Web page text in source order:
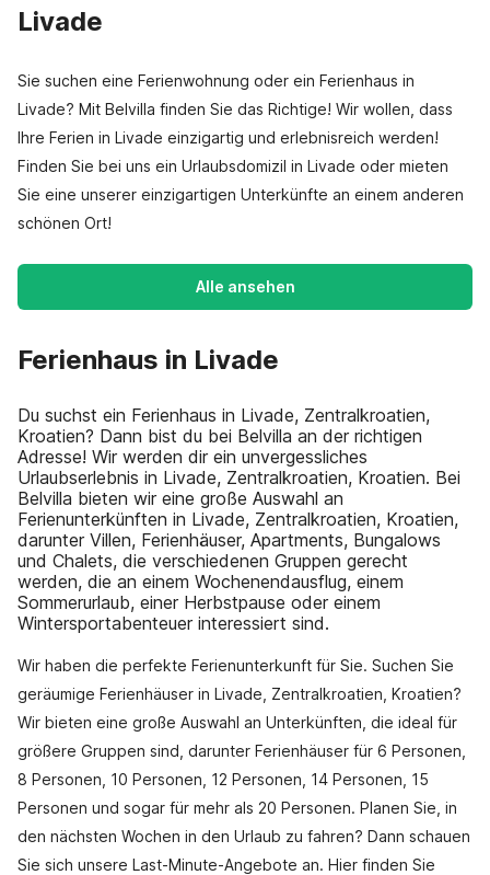
Livade
Sie suchen eine Ferienwohnung oder ein Ferienhaus in
Livade? Mit Belvilla finden Sie das Richtige! Wir wollen, dass
Ihre Ferien in Livade einzigartig und erlebnisreich werden!
Finden Sie bei uns ein Urlaubsdomizil in Livade oder mieten
Sie eine unserer einzigartigen Unterkünfte an einem anderen
schönen Ort!
Alle ansehen
Ferienhaus in Livade
Du suchst ein Ferienhaus in Livade, Zentralkroatien,
Kroatien? Dann bist du bei Belvilla an der richtigen
Adresse! Wir werden dir ein unvergessliches
Urlaubserlebnis in Livade, Zentralkroatien, Kroatien. Bei
Belvilla bieten wir eine große Auswahl an
Ferienunterkünften in Livade, Zentralkroatien, Kroatien,
darunter Villen, Ferienhäuser, Apartments, Bungalows
und Chalets, die verschiedenen Gruppen gerecht
werden, die an einem Wochenendausflug, einem
Sommerurlaub, einer Herbstpause oder einem
Wintersportabenteuer interessiert sind.
Wir haben die perfekte Ferienunterkunft für Sie. Suchen Sie
geräumige Ferienhäuser in Livade, Zentralkroatien, Kroatien?
Wir bieten eine große Auswahl an Unterkünften, die ideal für
größere Gruppen sind, darunter Ferienhäuser für 6 Personen,
8 Personen, 10 Personen, 12 Personen, 14 Personen, 15
Personen und sogar für mehr als 20 Personen. Planen Sie, in
den nächsten Wochen in den Urlaub zu fahren? Dann schauen
Sie sich unsere Last-Minute-Angebote an. Hier finden Sie